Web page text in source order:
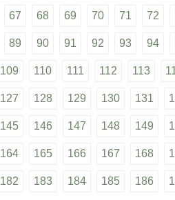
67 68 69 70 71 72
89 90 91 92 93 94
109 110 111 112 113
127 128 129 130 131
145 146 147 148 149
164 165 166 167 168
182 183 184 185 186